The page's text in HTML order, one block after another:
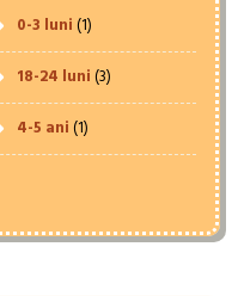
0-3 luni(1)
18-24 luni(3)
4-5 ani(1)